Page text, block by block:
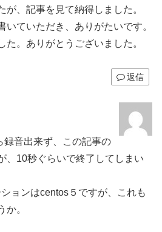
が、記事を見て納得しました。
いていただき、ありがたいです。
た。ありがとうございました。
返信
録音出来ず、この記事の
、10秒ぐらいで終了してしまい
ョンはcentos５ですが、これも
か。